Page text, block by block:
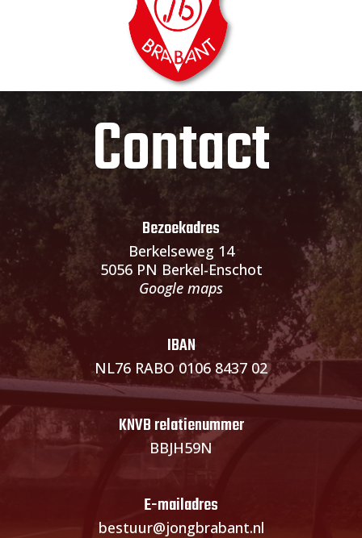
Contact
Bezoekadres
Berkelseweg 14
5056 PN Berkel-Enschot
Google maps
IBAN
NL76 RABO 0106 8437 02
KNVB relatienummer
BBJH59N
E-mailadres
bestuur@jongbrabant.nl